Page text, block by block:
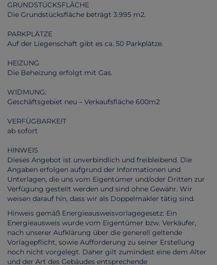
GRUNDSTÜCKSFLÄCHE
Die Grundstücksfläche beträgt 3.995 m2.
PARKPLÄTZE
Auf der Liegenschaft gibt es ca. 50 Parkplätze.
HEIZUNG
Die Beheizung erfolgt mit Gas.
WIDMUNG:
Geschäftsgebiet neu – Verkaufsfläche 600m2
VERFÜGBARKEIT
ab sofort
HINWEIS
Dieses Angebot ist unverbindlich und freibleibend. Die
Angaben erfolgen aufgrund der Informationen und
Unterlagen, die uns vom Eigentümer und/oder Dritten zur
Verfügung gestellt werden und sind ohne Gewähr. Wir
weisen darauf hin, dass wir als Doppelmakler tätig sind.
Hinweis gemäß Energieausweisvorlagegesetz: Ein
Energieausweis wurde vom Eigentümer bzw. Verkäufer,
nach unserer Aufklärung über die generell geltende
Vorlagepflicht, sowie Aufforderung zu seiner Erstellung
noch nicht vorgelegt. Daher gilt zumindest eine dem Alter
und der Art des Gebäudes entsprechende